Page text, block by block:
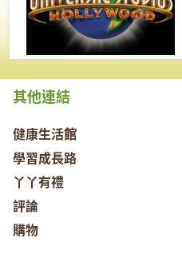
其他連結
健康生活館
學習成長路
丫丫有禮
評論
購物